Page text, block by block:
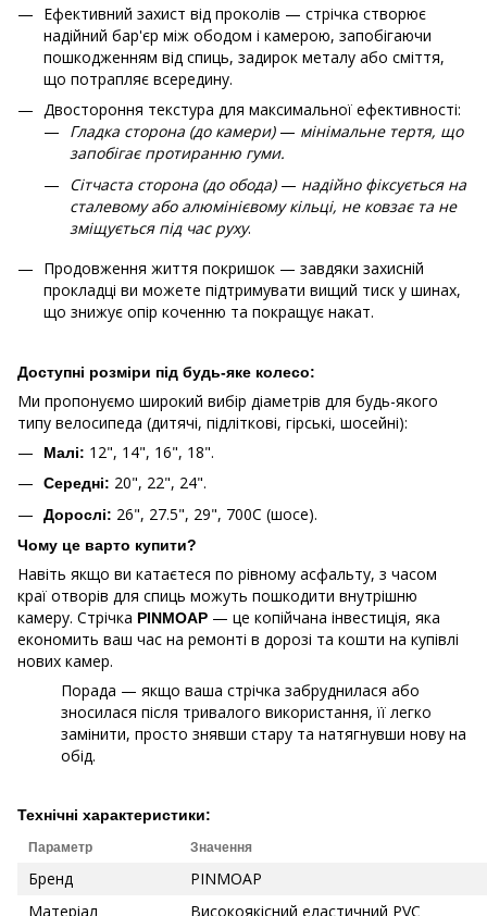
Ефективний захист від проколів — стрічка створює
надійний бар'єр між ободом і камерою, запобігаючи
пошкодженням від спиць, задирок металу або сміття,
що потрапляє всередину.
Двостороння текстура для максимальної ефективності:
Гладка сторона (до камери) — мінімальне тертя, що
запобігає протиранню гуми.
Сітчаста сторона (до обода) — надійно фіксується на
сталевому або алюмінієвому кільці, не ковзає та не
зміщується під час руху.
Продовження життя покришок — завдяки захисній
прокладці ви можете підтримувати вищий тиск у шинах,
що знижує опір коченню та покращує накат.
Доступні розміри під будь-яке колесо:
Ми пропонуємо широкий вибір діаметрів для будь-якого
типу велосипеда (дитячі, підліткові, гірські, шосейні):
Малі: 12", 14", 16", 18".
Середні: 20", 22", 24".
Дорослі: 26", 27.5", 29", 700C (шосе).
Чому це варто купити?
Навіть якщо ви катаєтеся по рівному асфальту, з часом
краї отворів для спиць можуть пошкодити внутрішню
камеру. Стрічка PINMOAP — це копійчана інвестиція, яка
економить ваш час на ремонті в дорозі та кошти на купівлі
нових камер.
Порада — якщо ваша стрічка забруднилася або
зносилася після тривалого використання, її легко
замінити, просто знявши стару та натягнувши нову на
обід.
Технічні характеристики:
Параметр Значення
Бренд
PINMOAP
Матеріал
Високоякісний еластичний PVC